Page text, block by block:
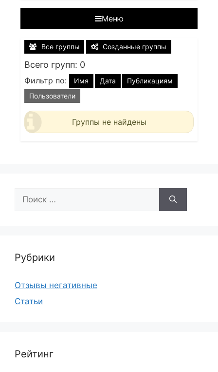
Меню
Все группы Созданные группы
Всего групп: 0
Фильтр по: Имя Дата
Публикациям
Пользователи
Группы не найдены
Рубрики
Отзывы негативные
Статьи
Рейтинг